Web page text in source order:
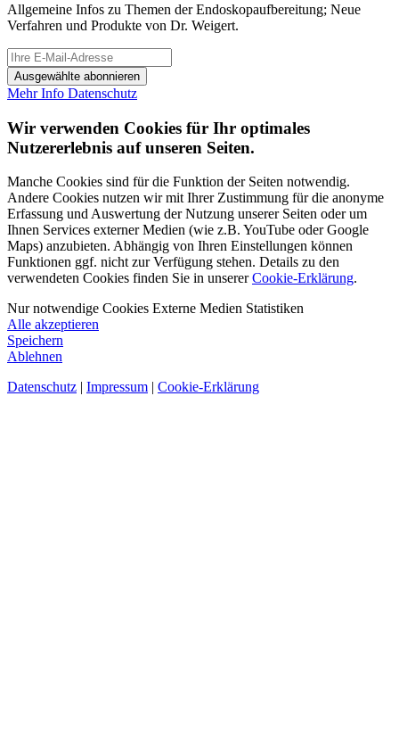
Allgemeine Infos zu Themen der Endoskopaufbereitung; Neue
Verfahren und Produkte von Dr. Weigert.
Ausgewählte abonnieren
Mehr Info Datenschutz
Wir verwenden Cookies für Ihr optimales
Nutzererlebnis auf unseren Seiten.
Manche Cookies sind für die Funktion der Seiten notwendig.
Andere Cookies nutzen wir mit Ihrer Zustimmung für die anonyme
Erfassung und Auswertung der Nutzung unserer Seiten oder um
Ihnen Services externer Medien (wie z.B. YouTube oder Google
Maps) anzubieten. Abhängig von Ihren Einstellungen können
Funktionen ggf. nicht zur Verfügung stehen. Details zu den
verwendeten Cookies finden Sie in unsererCookie-Erklärung.
Nur notwendige Cookies Externe Medien Statistiken
Alle akzeptieren
Speichern
Ablehnen
Datenschutz | Impressum | Cookie-Erklärung